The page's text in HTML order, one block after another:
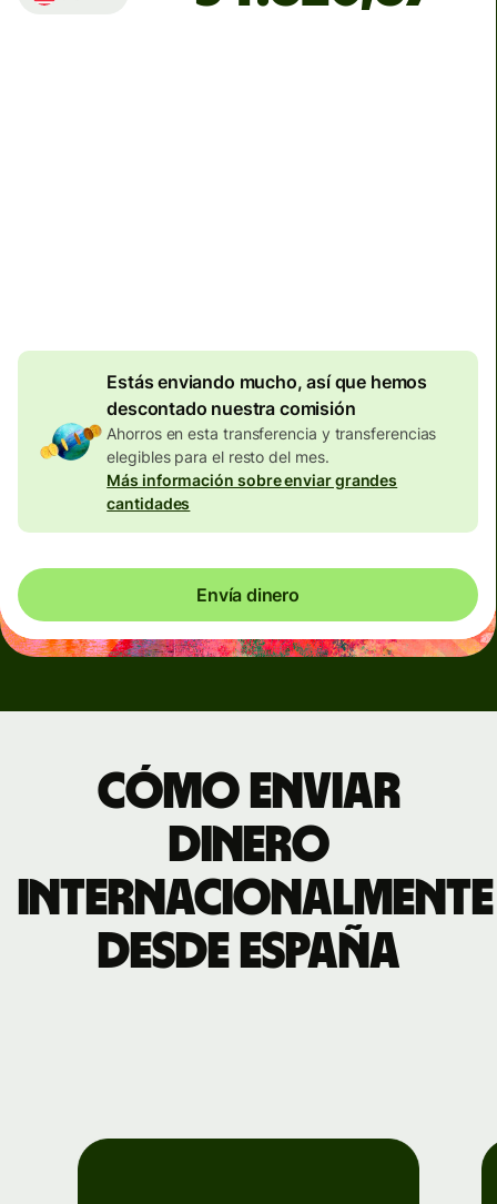
Estás enviando mucho, así que hemos
descontado nuestra comisión
Ahorros en esta transferencia y transferencias
elegibles para el resto del mes.
Más información sobre enviar grandes
cantidades
Envía dinero
Cómo enviar
dinero
internacionalmente
desde España